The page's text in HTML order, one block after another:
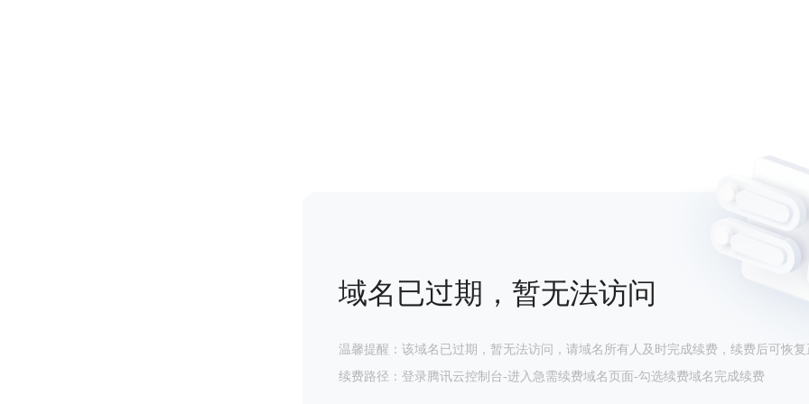
域名已过期，暂无法访问
温馨提醒：该域名已过期，暂无法访问，请域名所有人及时完成续费，续费后可恢复
续费路径：登录腾讯云控制台-进入急需续费域名页面-勾选续费域名完成续费